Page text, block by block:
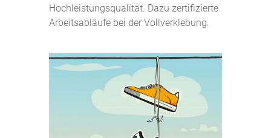
Hochleistungsqualität. Dazu zertifizierte
Arbeitsabläufe bei der Vollverklebung.